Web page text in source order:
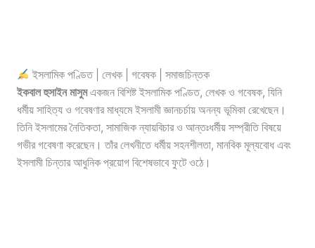
ইসলামিক পণ্ডিত | লেখক | গবেষক | সমাজচিন্তক
ইকবাল হুসাইন মাসুমএকজন বিশিষ্ট ইসলামিক পণ্ডিত, লেখক ও গবেষক, যিনি
ধর্মীয় সাহিত্য ও গবেষণার মাধ্যমে ইসলামী জ্ঞানচর্চায় অনন্য ভূমিকা রেখেছেন।
তিনি ইসলামের নৈতিকতা, সামাজিক ন্যায়বিচার ও আন্তঃধর্মীয় সম্প্রীতি বিষয়ে
গভীর গবেষণা করেছেন। তাঁর লেখনীতে ধর্মীয় সহনশীলতা, মানবিক মূল্যবোধ এবং
ইসলামী চিন্তার আধুনিক প্রয়োগ বিশেষভাবে ফুটে ওঠে।